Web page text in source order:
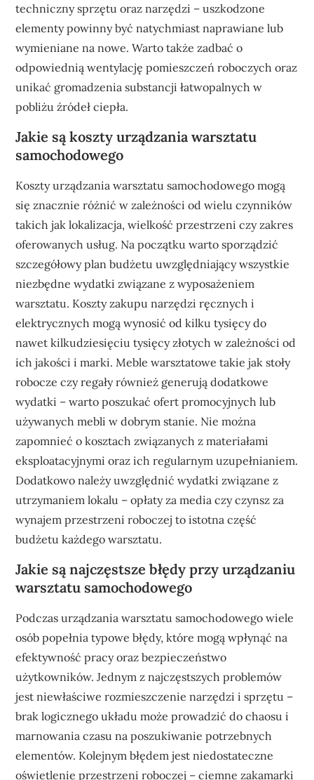
techniczny sprzętu oraz narzędzi – uszkodzone
elementy powinny być natychmiast naprawiane lub
wymieniane na nowe. Warto także zadbać o
odpowiednią wentylację pomieszczeń roboczych oraz
unikać gromadzenia substancji łatwopalnych w
pobliżu źródeł ciepła.
Jakie są koszty urządzania warsztatu
samochodowego
Koszty urządzania warsztatu samochodowego mogą
się znacznie różnić w zależności od wielu czynników
takich jak lokalizacja, wielkość przestrzeni czy zakres
oferowanych usług. Na początku warto sporządzić
szczegółowy plan budżetu uwzględniający wszystkie
niezbędne wydatki związane z wyposażeniem
warsztatu. Koszty zakupu narzędzi ręcznych i
elektrycznych mogą wynosić od kilku tysięcy do
nawet kilkudziesięciu tysięcy złotych w zależności od
ich jakości i marki. Meble warsztatowe takie jak stoły
robocze czy regały również generują dodatkowe
wydatki – warto poszukać ofert promocyjnych lub
używanych mebli w dobrym stanie. Nie można
zapomnieć o kosztach związanych z materiałami
eksploatacyjnymi oraz ich regularnym uzupełnianiem.
Dodatkowo należy uwzględnić wydatki związane z
utrzymaniem lokalu – opłaty za media czy czynsz za
wynajem przestrzeni roboczej to istotna część
budżetu każdego warsztatu.
Jakie są najczęstsze błędy przy urządzaniu
warsztatu samochodowego
Podczas urządzania warsztatu samochodowego wiele
osób popełnia typowe błędy, które mogą wpłynąć na
efektywność pracy oraz bezpieczeństwo
użytkowników. Jednym z najczęstszych problemów
jest niewłaściwe rozmieszczenie narzędzi i sprzętu –
brak logicznego układu może prowadzić do chaosu i
marnowania czasu na poszukiwanie potrzebnych
elementów. Kolejnym błędem jest niedostateczne
oświetlenie przestrzeni roboczej – ciemne zakamarki